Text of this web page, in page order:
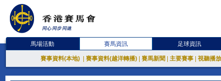
馬場活動 賽馬資訊 足球資訊
賽事資料(本地) 賽事資料(越洋轉播) 賽馬新聞 主要賽事 視聽播